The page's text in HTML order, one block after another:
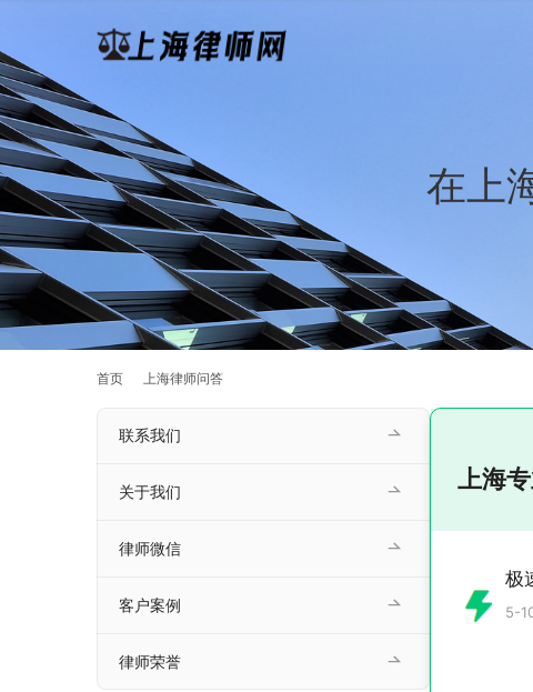
在上
首页 上海律师问答
上海
极
5-
联系我们
关于我们
律师微信
客户案例
律师荣誉